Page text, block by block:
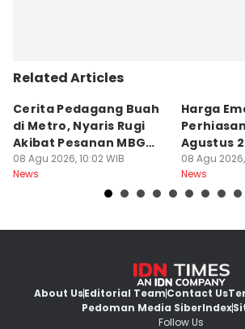
Related Articles
Cerita Pedagang Buah
di Metro, Nyaris Rugi
Akibat Pesanan MBG
Batal
08 Agu 2026, 10:02 WIB
News
Harga
Agustus
08 Agu
News
About UsEditorial TeamContact Us
Pedoman Media SiberIndex
Follow Us